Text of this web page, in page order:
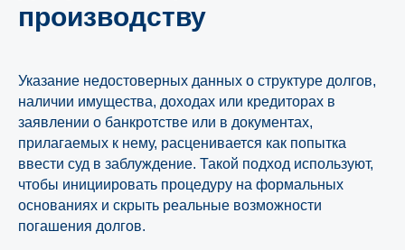
производству
Указание недостоверных данных о структуре долгов,
наличии имущества, доходах или кредиторах в
заявлении о банкротстве или в документах,
прилагаемых к нему, расценивается как попытка
ввести суд в заблуждение. Такой подход используют,
чтобы инициировать процедуру на формальных
основаниях и скрыть реальные возможности
погашения долгов.